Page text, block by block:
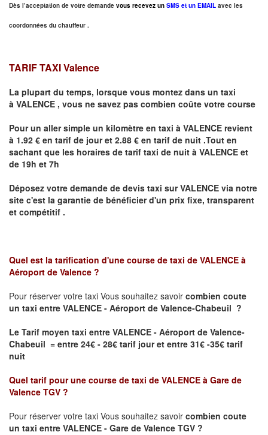
Dès l’acceptation de votre demande vous recevez un SMS et un EMAIL avec les
coordonnées du chauffeur .
TARIF TAXI Valence
La plupart du temps, lorsque vous montez dans un taxi
à VALENCE , vous ne savez pas combien coûte votre course
Pour un aller simple un kilomètre en taxi à VALENCE revient
à 1.92 € en tarif de jour et 2.88 € en tarif de nuit .Tout en
sachant que les horaires de tarif taxi de nuit à VALENCE et
de 19h et 7h
Déposez votre demande de devis taxi surVALENCE via notre
site c'est la garantie de bénéficier d'un prix fixe, transparent
et compétitif .
Quel est la tarification d'une course de taxi de VALENCE à
Aéroport de Valence ?
Pour réserver votre taxi Vous souhaitez savoir combien coute
un taxi entre VALENCE - Aéroport de Valence-Chabeuil ?
Le Tarif moyen taxi entre VALENCE - Aéroport de Valence-
Chabeuil = entre 24€ - 28€ tarif jour et entre 31€ -35€ tarif
nuit
Quel tarif pour une course de taxi de VALENCE à Gare de
Valence TGV ?
Pour réserver votre taxi Vous souhaitez savoir combien coute
un taxi entre VALENCE - Gare de Valence TGV ?